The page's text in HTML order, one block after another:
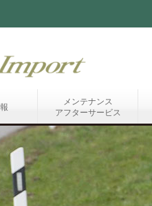
メンテナンス
アフターサービス